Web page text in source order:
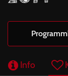
Info